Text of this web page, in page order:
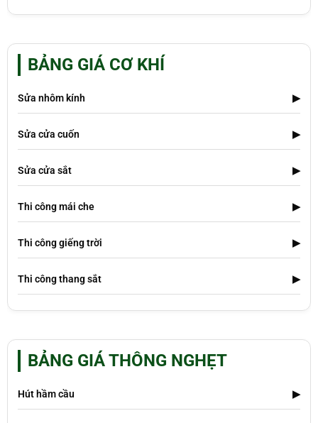
BẢNG GIÁ CƠ KHÍ
Sửa nhôm kính ▶
Sửa cửa cuốn ▶
Sửa cửa sắt ▶
Thi công mái che ▶
Thi công giếng trời ▶
Thi công thang sắt ▶
BẢNG GIÁ THÔNG NGHẸT
Hút hầm cầu ▶